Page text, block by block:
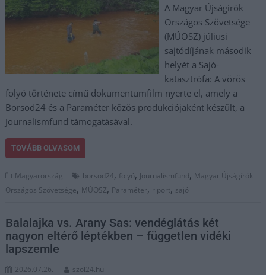
A Magyar Újságírók
Országos Szövetsége
(MÚOSZ) júliusi
sajtódíjának második
helyét a Sajó-
katasztrófa: A vörös
folyó története című dokumentumfilm nyerte el, amely a
Borsod24 és a Paraméter közös produkciójaként készült, a
Journalismfund támogatásával.
TOVÁBB OLVASOM
Magyarország borsod24, folyó, Journalismfund, Magyar Újságírók
Országos Szövetsége, MÚOSZ, Paraméter, riport, sajó
Balalajka vs. Arany Sas: vendéglátás két
nagyon eltérő léptékben – független vidéki
lapszemle
2026.07.26. szol24.hu